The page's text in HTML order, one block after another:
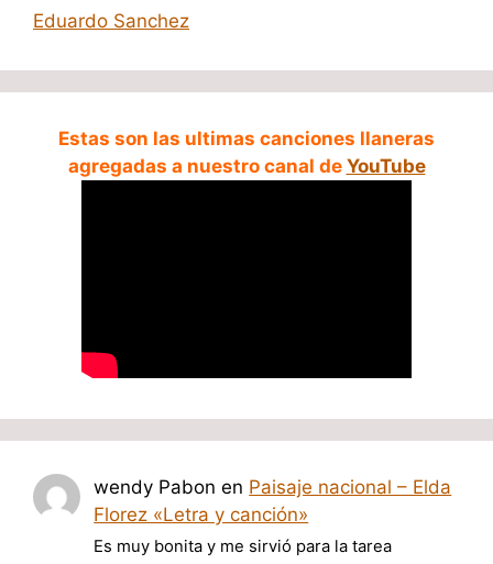
Eduardo Sanchez
Estas son las ultimas canciones llaneras
agregadas a nuestro canal de YouTube
wendy Pabon en Paisaje nacional – Elda
Florez «Letra y canción»
Es muy bonita y me sirvió para la tarea